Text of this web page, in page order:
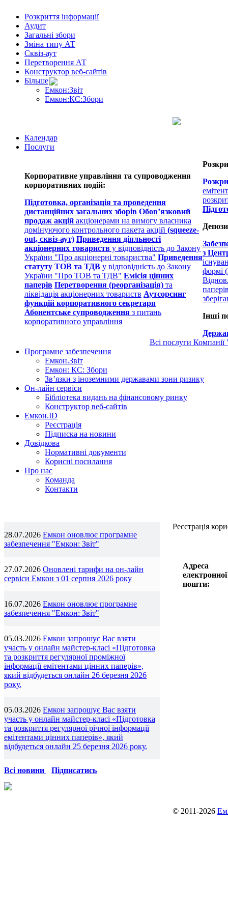
Розкриття інформації
Аудит
Загальні збори
Зміна типу АТ
Сквіз-аут
Перетворення АТ
Конструктор веб-сайтів
Більше
Емкон:Звіт
Емкон:КС:Збори
Календар
Послуги
Корпоративне управління та супроводження
корпоративних подій:
Підготовка, організація та проведення
дистанційних загальних зборів Обов’язковий
продаж акцій акціонерами на вимогу власника
домінуючого контрольного пакета акцій (squeeze-
out, сквіз-аут) Приведення діяльності
акціонерних товариств у відповідність до Закону
України "Про акціонерні товариства" Приведення
статуту ТОВ та ТДВ у відповідність до Закону
України "Про ТОВ та ТДВ" Емісія цінних
паперів Перетворення (реорганізація) та
ліквідація акціонерних товариств Аутсорсинг
функцій корпоративного секретаря
Абонентське супроводження з питань
корпоративного управління
з
формі
Інші
Всі послуги
Програмне забезпечення
Емкон.Звіт
Емкон: КС: Збори
Зв’язки з іноземними державами зони ризику
Он-лайн сервіси
Бібліотека видань на фінансовому ринку
Конструктор веб-сайтів
Емкон.ID
Реєстрація
Підписка на новини
Довідкова
Нормативні документи
Корисні посилання
Про нас
Команда
Контакти
28.07.2026 Емкон оновлює програмне
забезпечення "Емкон: Звіт"
27.07.2026 Оновлені тарифи на он-лайн
сервіси Емкон з 01 серпня 2026 року
16.07.2026 Емкон оновлює програмне
забезпечення "Емкон: Звіт"
05.03.2026 Емкон запрошує Вас взяти
участь у онлайн майстер-класі «Підготовка
та розкриття регулярної проміжної
інформації емітентами цінних паперів»,
який відбудеться онлайн 26 березня 2026
року.
05.03.2026 Емкон запрошує Вас взяти
участь у онлайн майстер-класі «Підготовка
та розкриття регулярної річної інформації
емітентами цінних паперів», який
відбудеться онлайн 25 березня 2026 року.
Всі новини Підписатись
Реєстрація
Адреса
електронної
пошти:
© 2011-2026